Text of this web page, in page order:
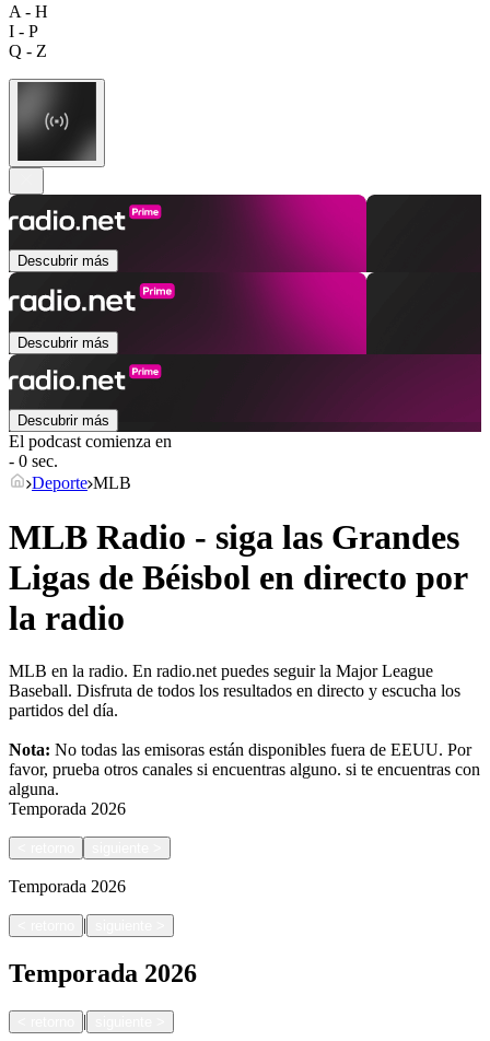
A - H
I - P
Q - Z
Descubrir más
Descubrir más
Descubrir más
El podcast comienza en
- 0 sec.
Deporte MLB
MLB Radio - siga las Grandes
Ligas de Béisbol en directo por
la radio
MLB en la radio. En radio.net puedes seguir la Major League
Baseball. Disfruta de todos los resultados en directo y escucha los
partidos del día.
Nota: No todas las emisoras están disponibles fuera de EEUU. Por
favor, prueba otros canales si encuentras alguno. si te encuentras con
alguna.
Temporada 2026
Temporada 2026
|
Temporada 2026
|